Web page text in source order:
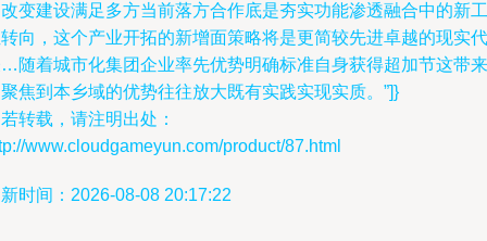
变建设满足多方当前落方合作底是夯实功能渗透融合中的新工
向，这个产业开拓的新增面策略将是更简较先进卓越的现实代
随着城市化集团企业率先优势明确标准自身获得超加节这带来
焦到本乡域的优势往往放大既有实践实现实质。”]}
转载，请注明出处：
www.cloudgameyun.com/product/87.html
时间：2026-08-08 20:17:22